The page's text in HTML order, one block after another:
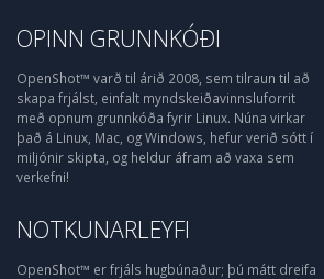
OPINN GRUNNKÓÐI
OpenShot™ varð til árið 2008, sem tilraun til að
skapa frjálst, einfalt myndskeiðavinnsluforrit
með opnum grunnkóða fyrir Linux. Núna virkar
það á Linux, Mac, og Windows, hefur verið sótt í
miljónir skipta, og heldur áfram að vaxa sem
verkefni!
NOTKUNARLEYFI
OpenShot™ er frjáls hugbúnaður; þú mátt dreifa